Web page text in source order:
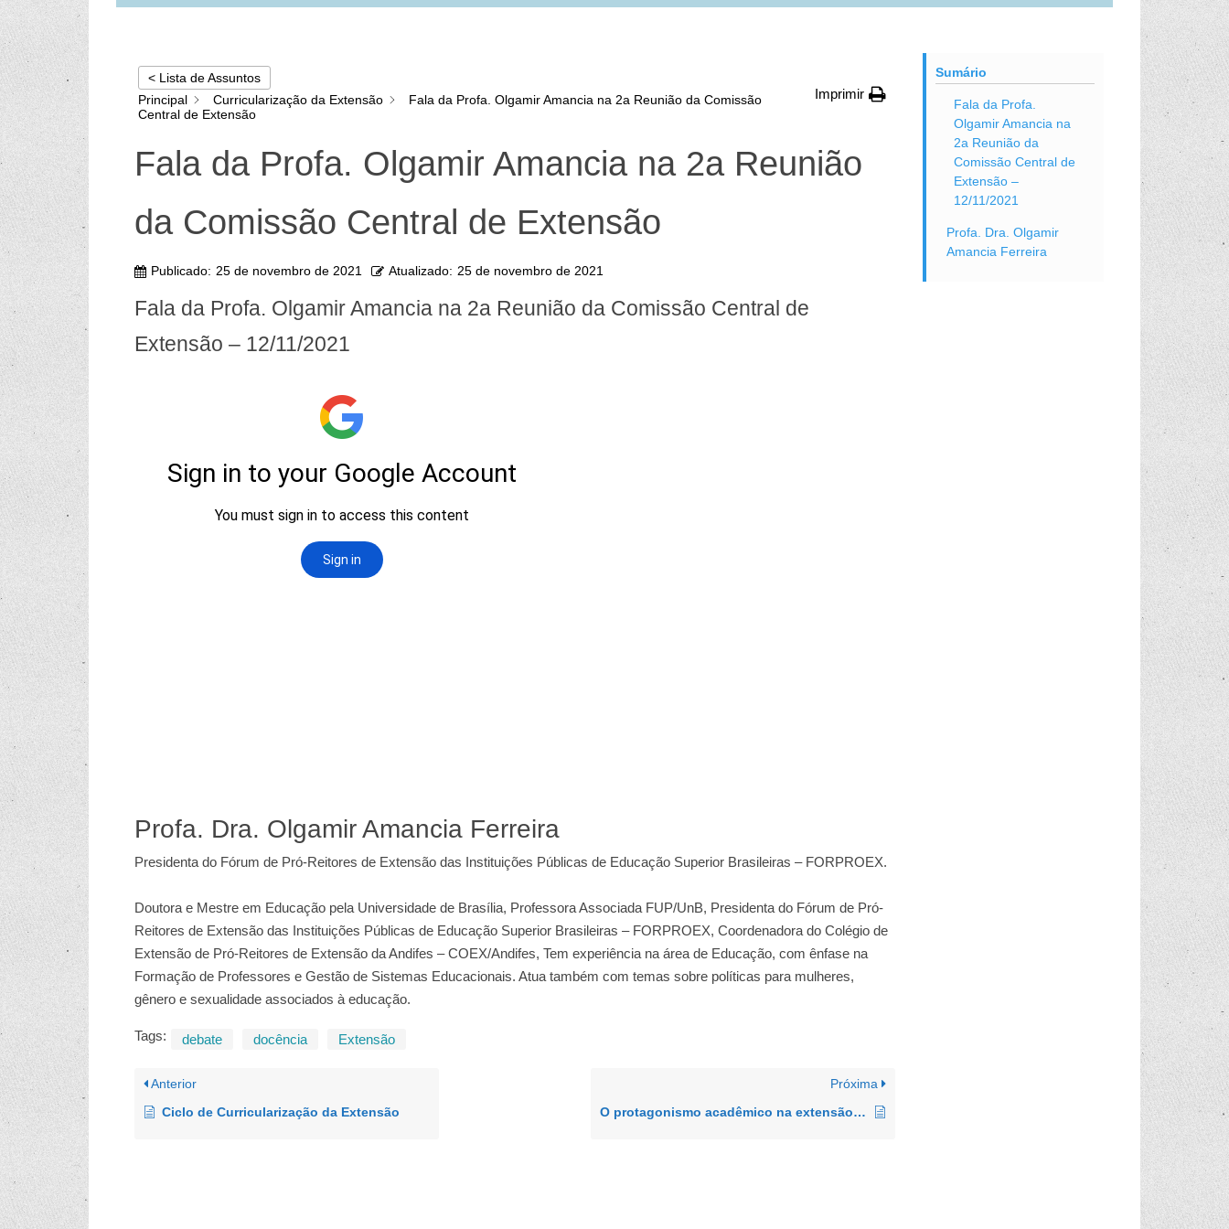
< Lista de Assuntos
Principal
Curricularização da Extensão
Fala da Profa. Olgamir Amancia na 2a Reunião da Comissão
Central de Extensão
Imprimir
Fala da Profa. Olgamir Amancia na 2a Reunião
da Comissão Central de Extensão
Publicado: 25 de novembro de 2021 Atualizado: 25 de novembro de 2021
Fala da Profa. Olgamir Amancia na 2a Reunião da Comissão Central de
Extensão – 12/11/2021
Profa. Dra. Olgamir Amancia Ferreira
Presidenta do Fórum de Pró-Reitores de Extensão das Instituições Públicas de Educação Superior Brasileiras – FORPROEX.
Doutora e Mestre em Educação pela Universidade de Brasília, Professora Associada FUP/UnB, Presidenta do Fórum de Pró-
Reitores de Extensão das Instituições Públicas de Educação Superior Brasileiras – FORPROEX, Coordenadora do Colégio de
Extensão de Pró-Reitores de Extensão da Andifes – COEX/Andifes, Tem experiência na área de Educação, com ênfase na
Formação de Professores e Gestão de Sistemas Educacionais. Atua também com temas sobre políticas para mulheres,
gênero e sexualidade associados à educação.
Tags: debate docência Extensão
Anterior
Ciclo de Curricularização da Extensão
Próxima
O protagonismo acadêmico na extensão curricularizada – desafios e possibilidades
Sumário
Fala da Profa.
Olgamir Amancia na
2a Reunião da
Comissão Central de
Extensão –
12/11/2021
Profa. Dra. Olgamir
Amancia Ferreira